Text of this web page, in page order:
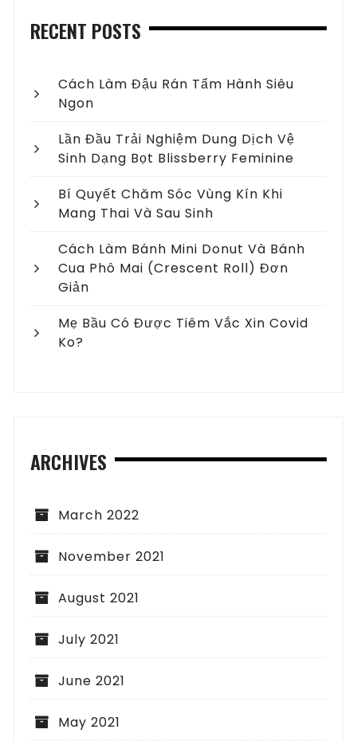
RECENT POSTS
Cách Làm Đậu Rán Tẩm Hành Siêu
Ngon
Lần Đầu Trải Nghiệm Dung Dịch Vệ
Sinh Dạng Bọt Blissberry Feminine
Bí Quyết Chăm Sóc Vùng Kín Khi
Mang Thai Và Sau Sinh
Cách Làm Bánh Mini Donut Và Bánh
Cua Phô Mai (crescent Roll) Đơn
Giản
Mẹ Bầu Có Được Tiêm Vắc Xin Covid
Ko?
ARCHIVES
March 2022
November 2021
August 2021
July 2021
June 2021
May 2021